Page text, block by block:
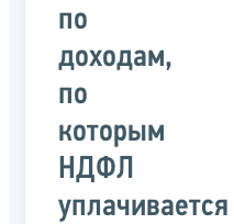
по
доходам,
по
которым
НДФЛ
уплачивается